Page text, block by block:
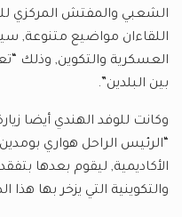
الشعبي والمفتش المركزي
اللقاءان مواضيع متنوعة,
العسكرية والتكوين, وذلك
بين البلدين”.
وكانت للوفد الهندي أيضا
“الرئيس الراحل هواري
الأكاديمية, ليقوم بعدها
والتكوينية التي يزخر بها هذا